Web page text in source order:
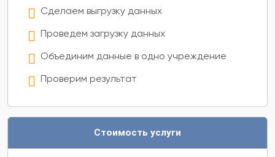
Сделаем выгрузку данных
Проведем загрузку данных
Объединим данные в одно учреждение
Проверим результат
Стоимость услуги